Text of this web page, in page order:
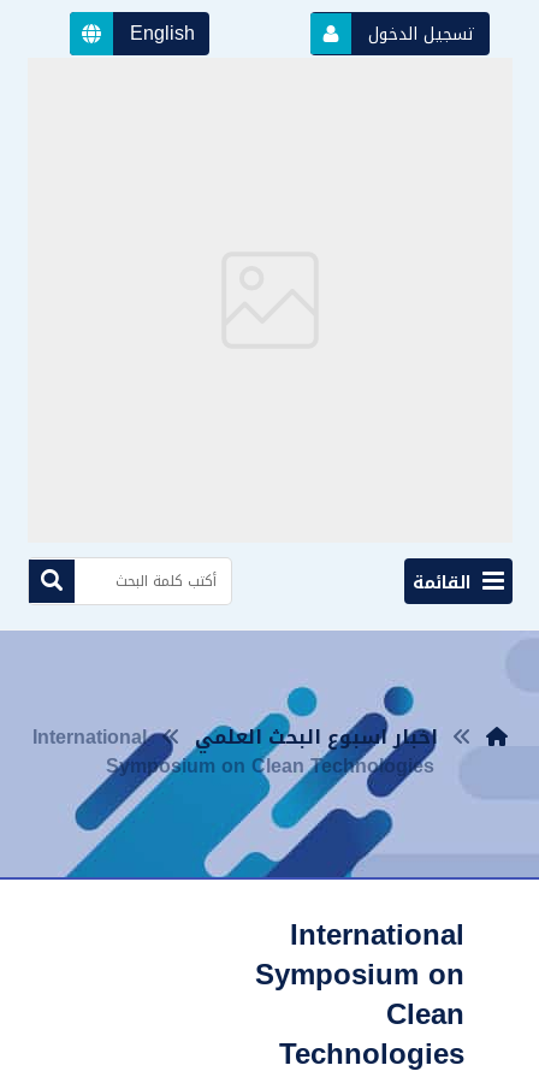
English تسجيل الدخول
القائمة
اخبار اسبوع البحث العلمي International
Symposium on Clean Technologies
International
Symposium on
Clean
Technologies